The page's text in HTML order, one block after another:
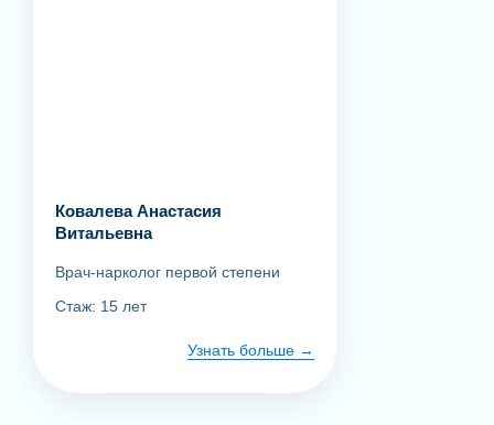
Ковалева Анастасия
Витальевна
Врач-нарколог первой степени
Стаж: 15 лет
Узнать больше